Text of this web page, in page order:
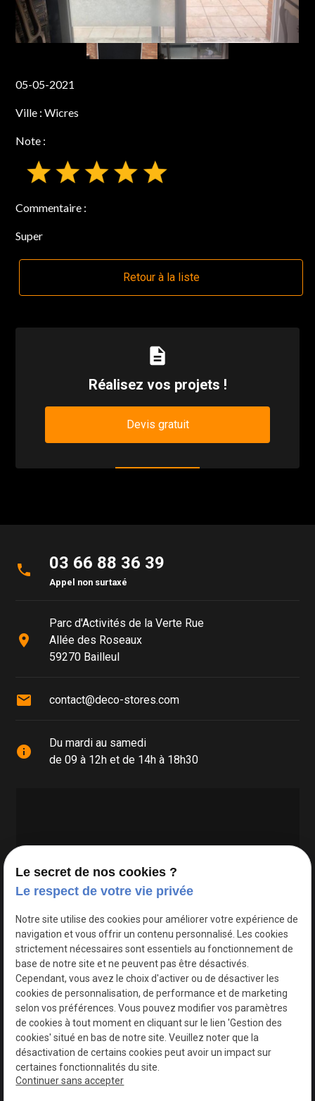
05-05-2021
Ville :Wicres
Note :
Commentaire :
Super
Retour à la liste
description
Réalisez vos projets !
Devis gratuit
phone 03 66 88 36 39
Appel non surtaxé
place
Parc d'Activités de la Verte Rue
Allée des Roseaux
59270 Bailleul
mail contact@deco-stores.com
info
Du mardi au samedi
de 09 à 12h et de 14h à 18h30
Google Maps Search API est désactivé.
Le secret de nos cookies ?
Le respect de votre vie privée
Notre site utilise des cookies pour améliorer votre expérience de
navigation et vous offrir un contenu personnalisé. Les cookies
strictement nécessaires sont essentiels au fonctionnement de
base de notre site et ne peuvent pas être désactivés.
Cependant, vous avez le choix d'activer ou de désactiver les
cookies de personnalisation, de performance et de marketing
selon vos préférences. Vous pouvez modifier vos paramètres
de cookies à tout moment en cliquant sur le lien 'Gestion des
cookies' situé en bas de notre site. Veuillez noter que la
désactivation de certains cookies peut avoir un impact sur
certaines fonctionnalités du site.
Continuer sans accepter